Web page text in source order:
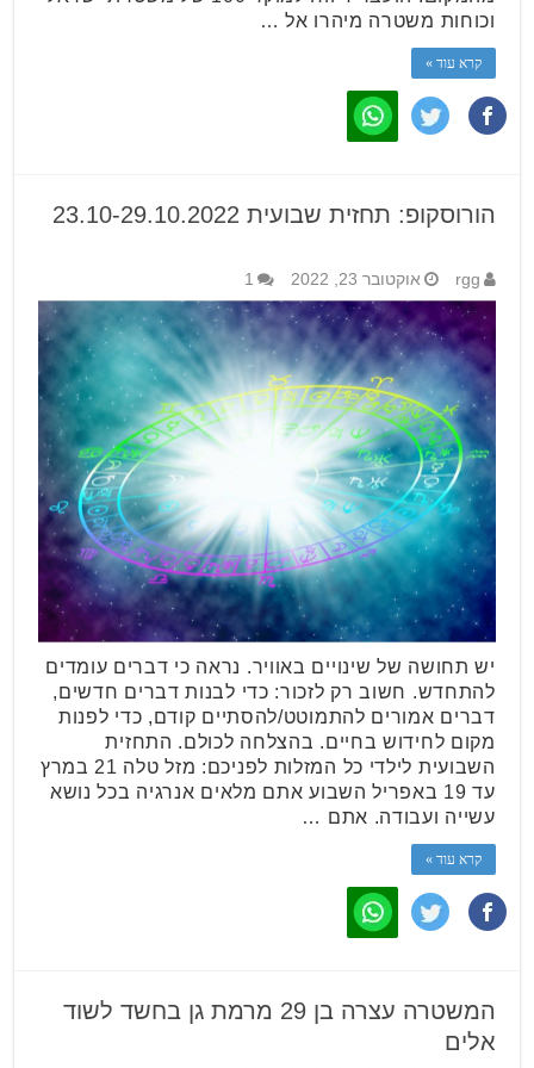
וכוחות משטרה מיהרו אל …
קרא עוד »
הורוסקופ: תחזית שבועית 23.10-29.10.2022
rgg אוקטובר 23, 2022 1
יש תחושה של שינויים באוויר. נראה כי דברים עומדים
להתחדש. חשוב רק לזכור: כדי לבנות דברים חדשים,
דברים אמורים להתמוטט/להסתיים קודם, כדי לפנות
מקום לחידוש בחיים. בהצלחה לכולם. התחזית
השבועית לילדי כל המזלות לפניכם: מזל טלה 21 במרץ
עד 19 באפריל השבוע אתם מלאים אנרגיה בכל נושא
עשייה ועבודה. אתם …
קרא עוד »
המשטרה עצרה בן 29 מרמת גן בחשד לשוד
אלים